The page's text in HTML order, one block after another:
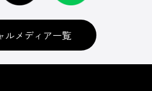
ルメディア一覧